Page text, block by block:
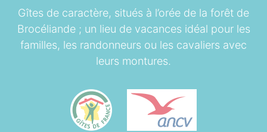
Gîtes de caractère, situés à l’orée de la forêt de
Brocéliande ; un lieu de vacances idéal pour les
familles, les randonneurs ou les cavaliers avec
leurs montures.